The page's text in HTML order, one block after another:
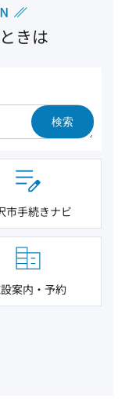
きは
検索
市手続きナビ
案内・予約